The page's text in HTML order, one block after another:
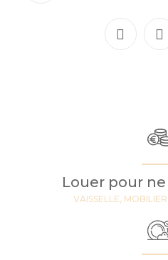
Louer pour
VAISSELLE,